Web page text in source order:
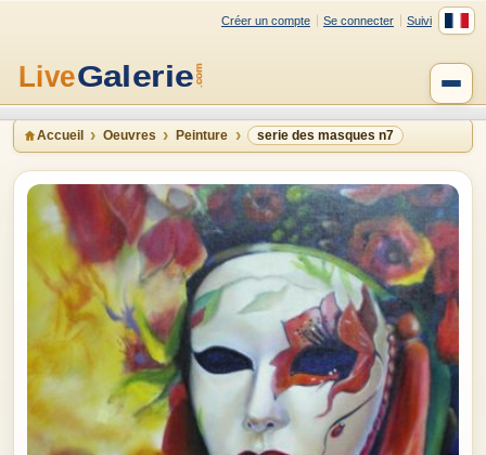
Créer un compte Se connecter Suivi
Accueil Oeuvres Peinture serie des masques n7